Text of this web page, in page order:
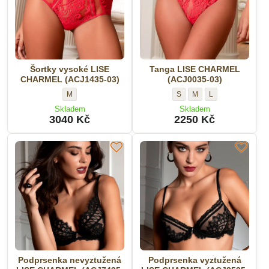
Šortky vysoké LISE
CHARMEL (ACJ1435-03)
Šortky
vysoké
LISE
(ACJ1435-
03)
-
Velikost:
M
Skladem
3040 Kč
Tanga LISE CHARMEL
(ACJ0035-03)
Tanga
LISE
CHARMEL
03)
-
Velikost:
S
Tanga
LISE
CHARMEL
03)
-
Velikost:
M
Tanga
CHARMEL
03)
-
Velikost:
L
Skladem
2250 Kč
Podprsenka nevyztužená
Podprsenka vyztužená